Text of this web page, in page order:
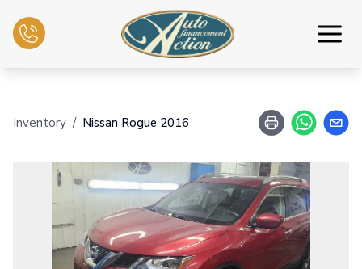
Inicio
Intercambio
Servicios mecánicos
Inventory / Nissan Rogue 2016